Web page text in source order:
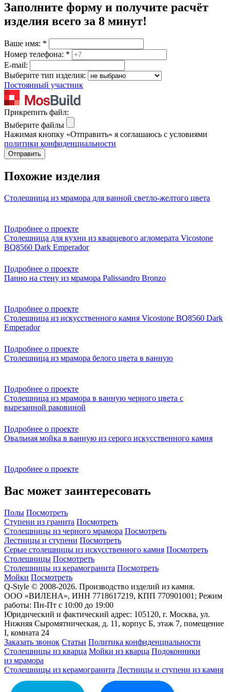
Заполните форму и получите расчёт
изделия всего за 8 минут!
Ваше имя: *
Номер телефона: *
E-mail:
Выберите тип изделия:
Постоянный участник
Прикрепить файл:
Выберите файлы
Нажимая кнопку «Отправить» я соглашаюсь с условиями
политики конфиденциальности
Отправить
Похожие изделия
Столешница из мрамора для ванной светло-желтого цвета
Подробнее о проекте
Столешница для кухни из кварцевого агломерата Vicostone
BQ8560 Dark Emperador
Подробнее о проекте
Панно на стену из мрамора Palissandro Bronzo
Подробнее о проекте
Столешница из искусственного камня Vicostone BQ8560 Dark
Emperador
Подробнее о проекте
Столешница из мрамора белого цвета в ванную
Подробнее о проекте
Столешница из мрамора в ванную черного цвета с
вырезанной раковиной
Подробнее о проекте
Овальная мойка в ванную из серого искусственного камня
Подробнее о проекте
Вас может заинтересовать
Полы Посмотреть
Ступени из гранита Посмотреть
Столешницы из черного мрамора Посмотреть
Лестницы и ступени Посмотреть
Серые столешницы из искусственного камня Посмотреть
Столешницы Посмотреть
Столешницы из керамогранита Посмотреть
Мойки Посмотреть
Q-Style © 2008-2026. Производство изделий из камня.
ООО «ВИЛЕНА», ИНН 7718617219, КПП 770901001; Режим
работы: Пн-Пт с 10:00 до 19:00
Юридический и фактический адрес: 105120, г. Москва, ул.
Нижняя Сыромятническая, д. 11, корпус Б, этаж 7, помещение
I, комната 24
Заказать звонок Статьи Политика конфиденциальности
Столешницы из кварца Мойки из кварца Подоконники
из мрамора
Столешницы из керамогранита Лестницы и ступени из камня